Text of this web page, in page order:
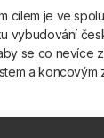
cílem je ve
vybudování
se co nevíce
a koncovým